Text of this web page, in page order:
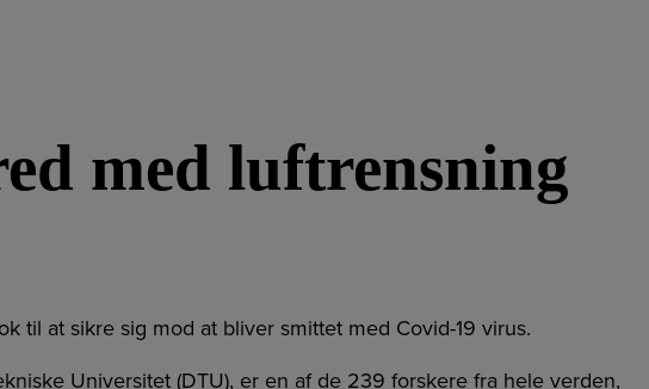
med luftrensning
til at sikre sig mod at bliver smittet med Covid-19 virus.
Universitet (DTU), er en af de 239 forskere fra hele verden,